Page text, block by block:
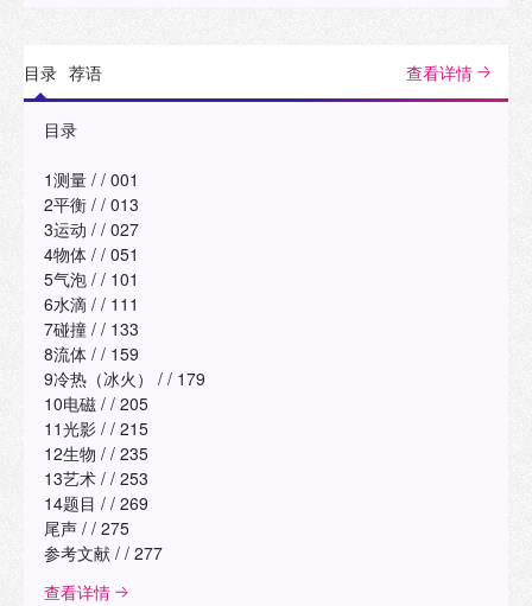
过仍旧没有公式，只是数据获取和分析。我平时喜欢在网上
找各种有趣的物理新闻，长久以来，积累了大量的图片、动
本表达方式，更多的动画和视频，只有我在上课的时候才能
适合师范物理专业的本科生，物理教学论的研究生以及中学
物理教师选读。我还在书中提出了不少问题，有的给了回
答，有的没有回答，希望有挑战能力的学生作专题研究来解
决。我设想的读者主要是中学生和大学文科生，书中对于一
些物理现象的解释是简单化的，专业术语上肯定有不确切的
地方，欢迎有专业背景的读者指出。书中的很多图片，其实
是一篇篇专业文章。我计划写一本经典物理专题研究，专门
详细解释这些图片的内容，希望你们继续喜欢。
目录 荐语 查看详情
目录
1测量 / / 001
2平衡 / / 013
3运动 / / 027
4物体 / / 051
5气泡 / / 101
6水滴 / / 111
7碰撞 / / 133
8流体 / / 159
9冷热（冰火） / / 179
10电磁 / / 205
11光影 / / 215
12生物 / / 235
13艺术 / / 253
14题目 / / 269
尾声 / / 275
参考文献 / / 277
查看详情